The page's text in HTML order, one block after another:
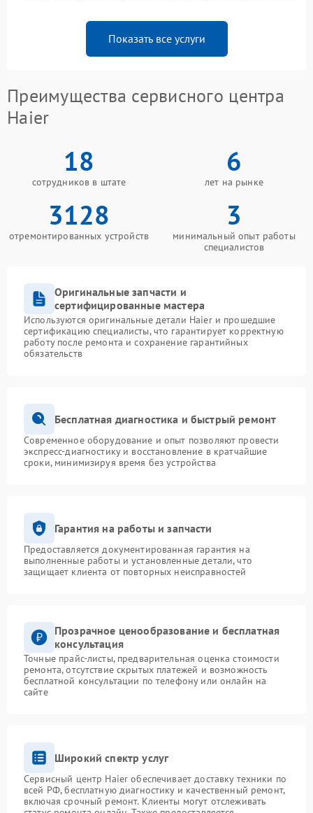
Показать все услуги
Преимущества сервисного центра
Haier
18
сотрудников в штате
6
лет на рынке
3128
отремонтированных устройств
3
минимальный опыт работы
специалистов
Оригинальные запчасти и
сертифицированные мастера
Используются оригинальные детали Haier и прошедшие
сертификацию специалисты, что гарантирует корректную
работу после ремонта и сохранение гарантийных
обязательств
Бесплатная диагностика и быстрый ремонт
Современное оборудование и опыт позволяют провести
экспресс-диагностику и восстановление в кратчайшие
сроки, минимизируя время без устройства
Гарантия на работы и запчасти
Предоставляется документированная гарантия на
выполненные работы и установленные детали, что
защищает клиента от повторных неисправностей
Прозрачное ценообразование и бесплатная
консультация
Точные прайс-листы, предварительная оценка стоимости
ремонта, отсутствие скрытых платежей и возможность
бесплатной консультации по телефону или онлайн на
сайте
Широкий спектр услуг
Сервисный центр Haier обеспечивает доставку техники по
всей РФ, бесплатную диагностику и качественный ремонт,
включая срочный ремонт. Клиенты могут отслеживать